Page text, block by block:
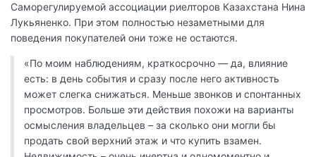
Саморегулируемой ассоциации риелторов Казахстана Нина
Лукьяненко. При этом полностью незаметными для
поведения покупателей они тоже не остаются.
«По моим наблюдениям, краткосрочно — да, влияние
есть: в день события и сразу после него активность
может слегка снижаться. Меньше звонков и спонтанных
просмотров. Больше эти действия похожи на варианты
осмысления владельцев – за сколько они могли бы
продать свой верхний этаж и что купить взамен.